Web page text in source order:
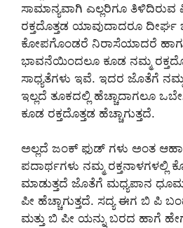
ಸಾಮಾನ್ಯವಾಗಿ ಎಲ್ಲರಿಗೂ
ರಕ್ತದೊತ್ತಡ ಯಾವುದಾದರೂ ದೀರ್ಘ
ಕೋಪಗೊಂಡರೆ ನಿರಾಸೆಯಾದರೆ
ಭಾವನೆಯಿಂದಲೂ ಕೂಡ ನಮ್ಮ
ಸಾಧ್ಯತೆಗಳು ಇವೆ. ಇದರ ಜೊತೆಗೆ
ಇಲ್ಲದೆ ತೂಕದಲ್ಲಿ ಹೆಚ್ಚಾದಾಗಲೂ
ಕೂಡ ರಕ್ತದೊತ್ತಡ ಹೆಚ್ಚಾಗುತ್ತದೆ.
ಅಲ್ಲದೆ ಜಂಕ್ ಫುಡ್ ಗಳು ಅಂತ
ಪದಾರ್ಥಗಳು ನಮ್ಮ ರಕ್ತನಾಳಗಳಲ್ಲಿ
ಮಾಡುತ್ತದೆ ಜೊತೆಗೆ ಮಧ್ಯಪಾನ
ಪೀ ಹೆಚ್ಚಾಗುತ್ತದೆ. ಸದ್ಯ ಈಗ ಬಿ ಪಿ
ಮತ್ತು ಬಿ ಪೀ ಯನ್ನು ಬರದ ಹಾಗೆ